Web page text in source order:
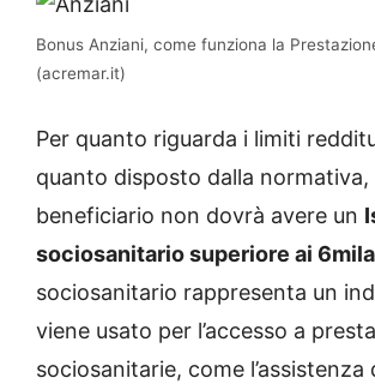
Bonus Anziani, come funziona la
(acremar.it)
Per quanto riguarda i limiti
quanto disposto dalla normativa,
beneficiario non dovrà avere un
sociosanitario superiore ai
sociosanitario rappresenta un
viene usato per l’accesso a
sociosanitarie, come l’assistenza